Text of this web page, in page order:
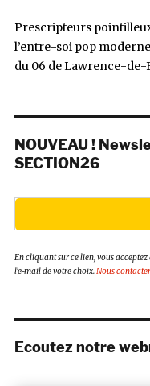
Prescripteurs
l’entre-soi pop
du 06 de Lawrence-de-
NOUVEAU !
SECTION26
En cliquant sur ce lien, vous
l’e-mail de votre choix.Nous contacter
Ecoutez notre